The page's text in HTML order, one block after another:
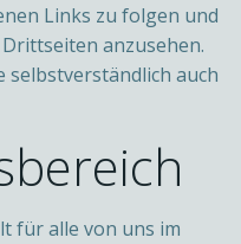
Links zu folgen und
anzusehen.
selbstverständlich auch
für alle von uns im